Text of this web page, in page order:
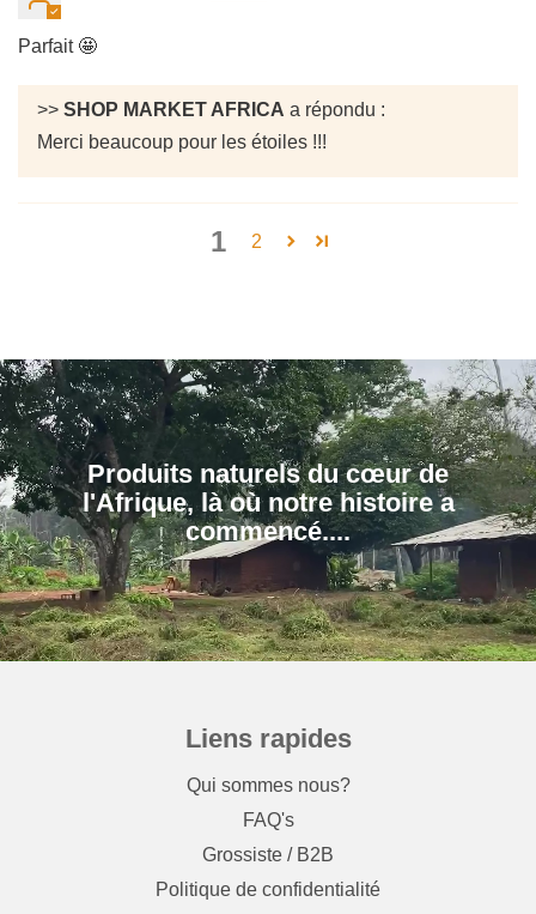
Parfait 🤩
>> SHOP MARKET AFRICA a répondu :
Merci beaucoup pour les étoiles !!!
1 2
Produits naturels du cœur de
l'Afrique, là où notre histoire a
Liens rapides
Qui sommes nous?
FAQ's
Grossiste / B2B
Politique de confidentialité